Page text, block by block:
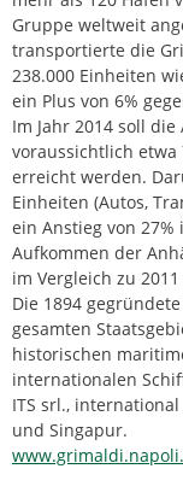
Gruppe weltweit
transportierte die
238.000 Einheiten
ein Plus von 6%
Im Jahr 2014 soll
voraussichtlich etwa
erreicht werden.
Einheiten (Autos,
ein Anstieg von 27%
Aufkommen der
im Vergleich zu
Die 1894
gesamten
historischen
internationalen
ITS srl.,
und Singapur.